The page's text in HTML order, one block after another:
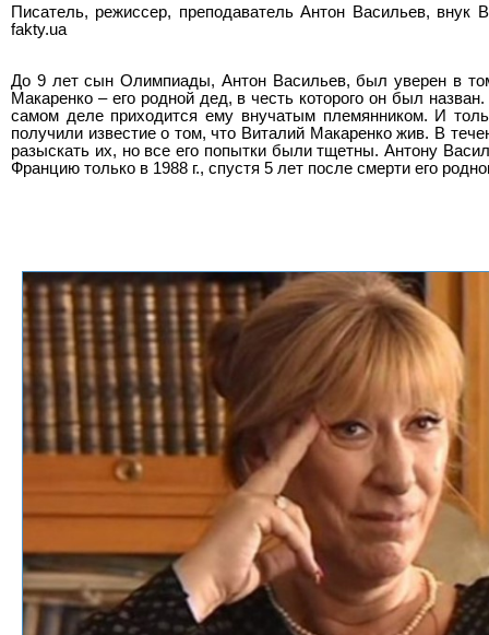
Писатель, режиссер, преподаватель Антон Васильев, внук
fakty.ua
До 9 лет сын Олимпиады, Антон Васильев, был уверен в
Макаренко – его родной дед, в честь которого он был
самом деле приходится ему внучатым племянником. И
получили известие о том, что Виталий Макаренко жив. В
разыскать их, но все его попытки были тщетны. Антону
Францию только в 1988 г., спустя 5 лет после смерти его